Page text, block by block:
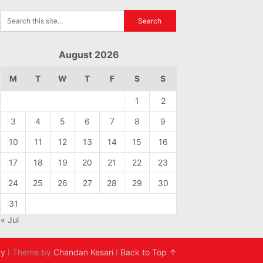
August 2026
M T W T F S S
1 2
3 4 5 6 7 8 9
10 11 12 13 14 15 16
17 18 19 20 21 22 23
24 25 26 27 28 29 30
31
« Jul
I Theme by Chandan Kesari I Back to Top ↑